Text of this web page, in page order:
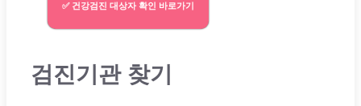
✅ 건강검진 대상자 확인 바로가기
검진기관 찾기